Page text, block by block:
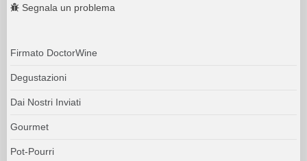
Segnala un problema
Firmato DoctorWine
Degustazioni
Dai Nostri Inviati
Gourmet
Pot-Pourri